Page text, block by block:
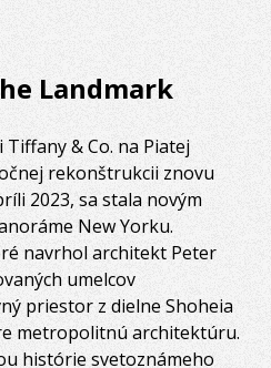
Landmark
& Co. na Piatej
rekonštrukcii znovu
2023, sa stala novým
New Yorku.
navrhol architekt Peter
umelcov
priestor z dielne Shoheia
metropolitnú architektúru.
histórie svetoznámeho